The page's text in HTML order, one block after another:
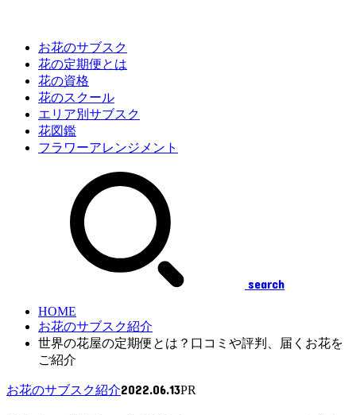
お花のサブスク
花の定期便とは
花の資格
花のスクール
エリア別サブスク
花図鑑
フラワーアレンジメント
search
HOME
お花のサブスク紹介
世界の花屋の定期便とは？口コミや評判、届くお花を
ご紹介
お花のサブスク紹介2022.06.13PR